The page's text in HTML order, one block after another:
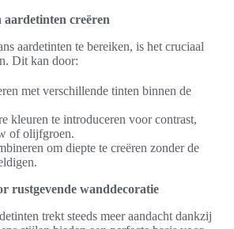
aardetinten creëren
aardetinten te bereiken, is het cruciaal
Dit kan door:
met verschillende tinten binnen de
kleuren te introduceren voor contrast,
of olijfgroen.
om diepte te creëren zonder de
rustgevende wanddecoratie
trekt steeds meer aandacht dankzij